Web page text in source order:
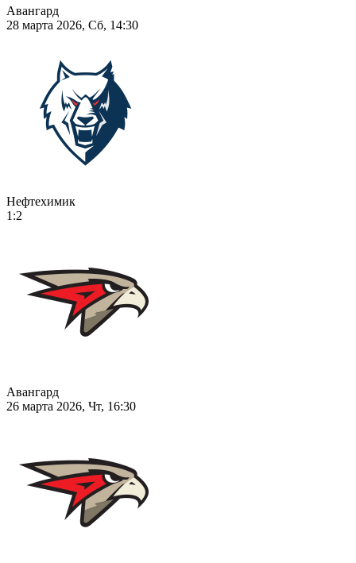
Авангард
28 марта 2026, Сб, 14:30
Нефтехимик
1:2
Авангард
26 марта 2026, Чт, 16:30